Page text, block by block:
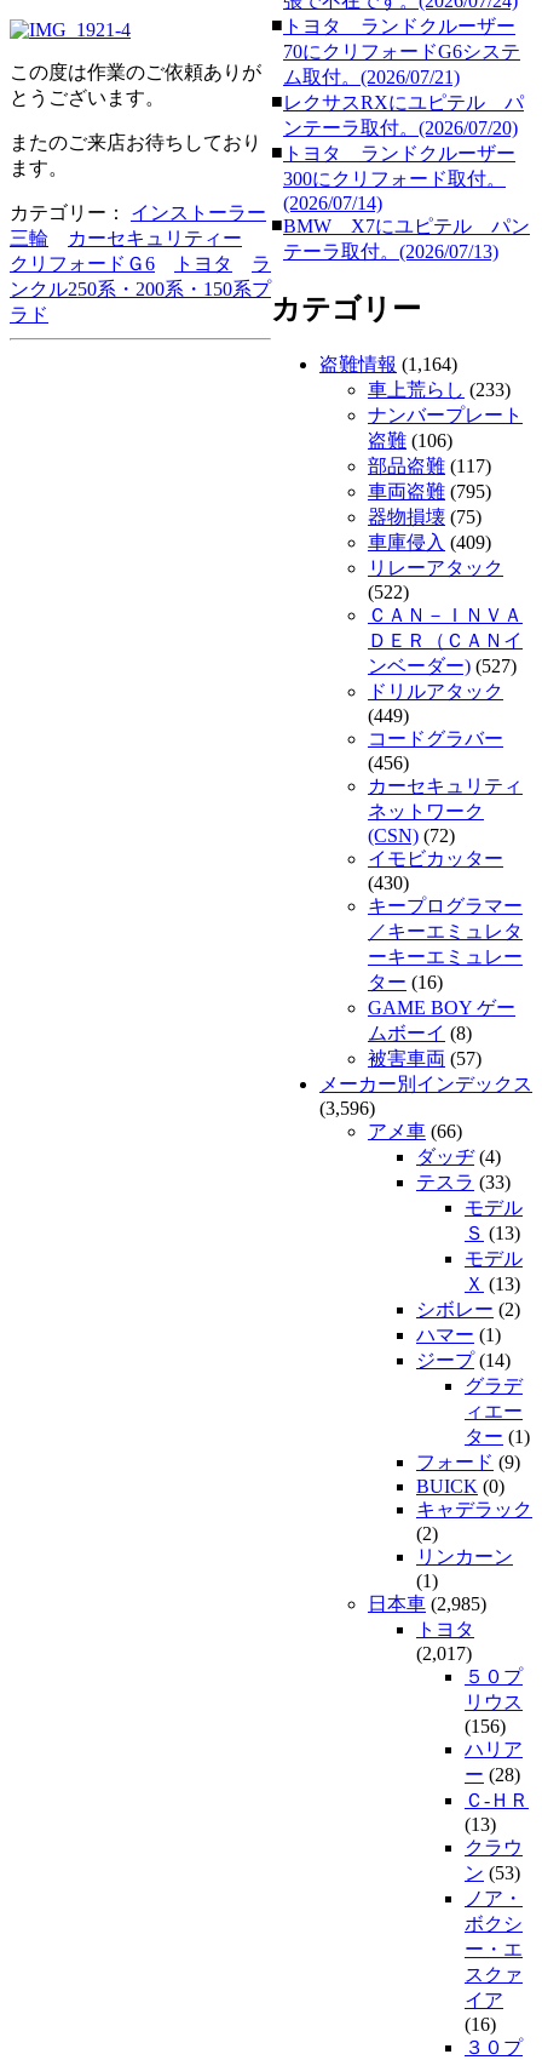
この度は作業のご依頼ありが
とうございます。
またのご来店お待ちしており
ます。
カテゴリー：
インストーラー
三輪
カーセキュリティー
クリフォードＧ6
トヨタ
ラ
ンクル250系・200系・150系プ
ラド
■ トヨタ ランドクルーザー
70にクリフォードG6システ
ム取付。(2026/07/21)
■レクサスRXにユピテル パ
ンテーラ取付。(2026/07/20)
■ トヨタ ランドクルーザー
300にクリフォード取付。
(2026/07/14)
■BMW X7にユピテル パン
テーラ取付。(2026/07/13)
カテゴリー
盗難情報 (1,164)
車上荒らし (233)
ナンバープレート
盗難 (106)
部品盗難 (117)
車両盗難 (795)
器物損壊 (75)
車庫侵入 (409)
リレーアタック
(522)
ＣＡＮ－ＩＮＶＡ
ＤＥＲ（ＣＡＮイ
ンベーダー) (527)
ドリルアタック
(449)
コードグラバー
(456)
カーセキュリティ
ネットワーク
(CSN) (72)
イモビカッター
(430)
キープログラマー
／キーエミュレタ
ーキーエミュレー
ター (16)
GAME BOY ゲー
ムボーイ (8)
被害車両 (57)
メーカー別インデックス
(3,596)
アメ車 (66)
ダッヂ(4)
テスラ (33)
モデル
Ｓ (13)
モデル
Ｘ (13)
シボレー (2)
ハマー (1)
ジープ(14)
グラデ
ィエー
ター (1)
フォード (9)
BUICK (0)
キャデラック
(2)
リンカーン
(1)
日本車 (2,985)
トヨタ
(2,017)
５０プ
リウス
(156)
ハリア
ー (28)
Ｃ-ＨＲ
(13)
クラウ
ン (53)
ノア・
ボクシ
ー・エ
スクァ
イア
(16)
３０プ